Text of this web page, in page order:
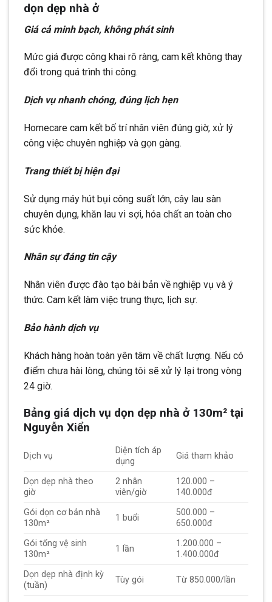
dọn dẹp nhà ở
Giá cả minh bạch, không phát sinh
Mức giá được công khai rõ ràng, cam kết không thay
đổi trong quá trình thi công.
Dịch vụ nhanh chóng, đúng lịch hẹn
Homecare cam kết bố trí nhân viên đúng giờ, xử lý
công việc chuyên nghiệp và gọn gàng.
Trang thiết bị hiện đại
Sử dụng máy hút bụi công suất lớn, cây lau sàn
chuyên dụng, khăn lau vi sợi, hóa chất an toàn cho
sức khỏe.
Nhân sự đáng tin cậy
Nhân viên được đào tạo bài bản về nghiệp vụ và ý
thức. Cam kết làm việc trung thực, lịch sự.
Bảo hành dịch vụ
Khách hàng hoàn toàn yên tâm về chất lượng. Nếu có
điểm chưa hài lòng, chúng tôi sẽ xử lý lại trong vòng
24 giờ.
Bảng giá dịch vụ dọn dẹp nhà ở 130m² tại
Nguyễn Xiển
Dịch vụ
Diện tích áp
dụng
Giá tham khảo
Dọn dẹp nhà theo
giờ
2 nhân
viên/giờ
120.000 –
140.000đ
Gói dọn cơ bản nhà
130m²
1 buổi
500.000 –
650.000đ
Gói tổng vệ sinh
130m²
1 lần
1.200.000 –
1.400.000đ
Dọn dẹp nhà định kỳ
(tuần)
Tùy gói Từ 850.000/lần